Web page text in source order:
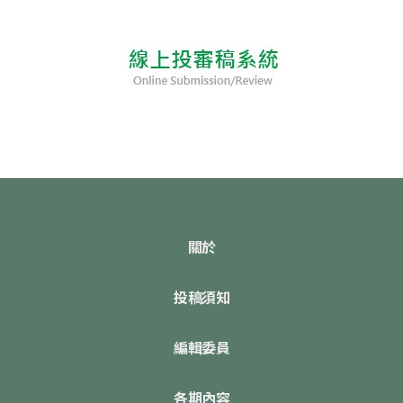
關於
投稿須知
編輯委員
各期內容